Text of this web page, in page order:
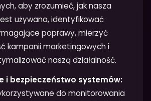
aby zrozumieć, jak nasza
używana, identyfikować
poprawy, mierzyć
kampanii marketingowych i
naszą działalność.
i bezpieczeństwo systemów:
do monitorowania